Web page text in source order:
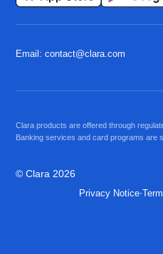
Email: contact@clara.com
Clara products are offered through
Banking services and card programs are
© Clara 2026
Privacy Notice·